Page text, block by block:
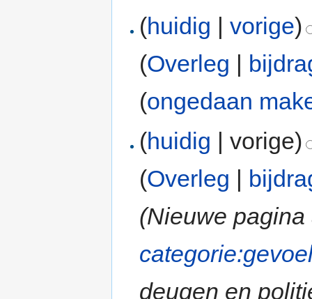
(huidig |vorige)
(Overleg |
(ongedaan
(huidig | vorige)
(Overleg |
(Nieuwe
deugen en